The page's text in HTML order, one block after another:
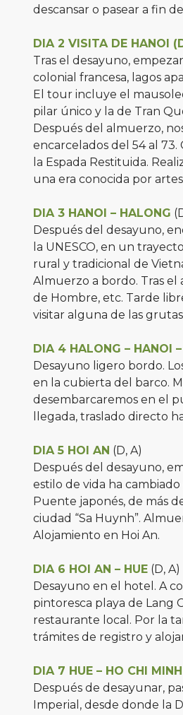
descansar o pasear a fin
DIA 2 VISITA DE HANOI
Tras el desayuno,
colonial francesa, lagos
El tour incluye el
pilar único y la de Tran
Después del almuerzo,
encarcelados del 54 al
la Espada Restituida.
una era conocida por
DIA 3 HANOI – HALONG
Después del desayuno,
la UNESCO, en un
rural y tradicional de
Almuerzo a bordo. Tras el
de Hombre, etc. Tarde
visitar alguna de las
DIA 4 HALONG – HANOI
Desayuno ligero bordo.
en la cubierta del barco.
desembarcaremos en el
llegada, traslado directo
DIA 5 HOI AN (D, A)
Después del desayuno,
estilo de vida ha
Puente japonés, de más
ciudad “Sa Huynh”.
Alojamiento en Hoi An.
DIA 6 HOI AN – HUE (D, A)
Desayuno en el hotel. A
pintoresca playa de Lang
restaurante local. Por la
trámites de registro y
DIA 7 HUE – HO CHI MINH
Después de desayunar,
Imperial, desde donde la